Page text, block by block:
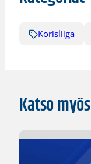
Korisliiga
Katso myös